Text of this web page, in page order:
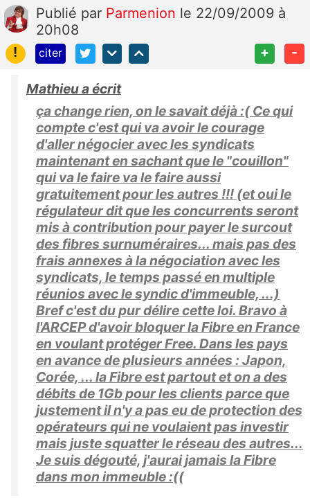
Publié par Parmenion le 22/09/2009 à
20h08
!
citer + -
Mathieu a écrit
ça change rien, on le savait déjà :( Ce qui
compte c'est qui va avoir le courage
d'aller négocier avec les syndicats
maintenant en sachant que le "couillon"
qui va le faire va le faire aussi
gratuitement pour les autres !!! (et oui le
régulateur dit que les concurrents seront
mis à contribution pour payer le surcout
des fibres surnuméraires... mais pas des
frais annexes à la négociation avec les
syndicats, le temps passé en multiple
réunios avec le syndic d'immeuble, ...)
Bref c'est du pur délire cette loi. Bravo à
l'ARCEP d'avoir bloquer la Fibre en France
en voulant protéger Free. Dans les pays
en avance de plusieurs années : Japon,
Corée, ... la Fibre est partout et on a des
débits de 1Gb pour les clients parce que
justement il n'y a pas eu de protection des
opérateurs qui ne voulaient pas investir
mais juste squatter le réseau des autres...
Je suis dégouté, j'aurai jamais la Fibre
dans mon immeuble :((